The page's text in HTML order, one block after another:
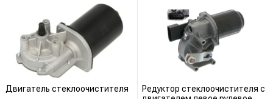
Двигатель стеклоочистителя
Редуктор стеклоочистителя с